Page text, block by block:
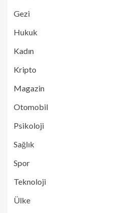
Gezi
Hukuk
Kadın
Kripto
Magazin
Otomobil
Psikoloji
Sağlık
Spor
Teknoloji
Ülke